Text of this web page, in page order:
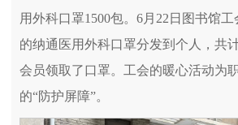
用外科口罩1500包。6月22日图书馆
的纳通医用外科口罩分发到个人，共
会员领取了口罩。工会的暖心活动为
的“防护屏障”。